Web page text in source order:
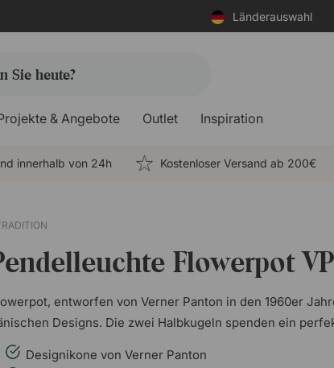
Länderauswahl
& Angebote Outlet Inspiration
innerhalb von 24h Kostenloser Versand ab 200€
Flowerpot
entworfen von Verner Panton in den 1960er
Designs. Die zwei Halbkugeln spenden ein
Designikone von Verner Panton